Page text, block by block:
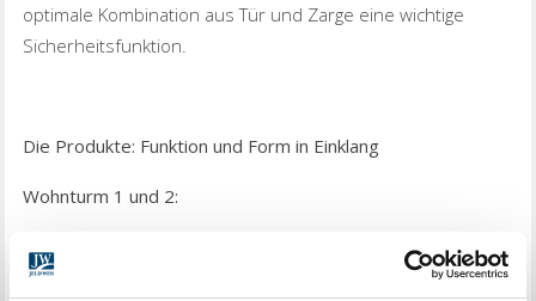
optimale Kombination aus Tür und Zarge eine wichtige
Sicherheitsfunktion.
Die Produkte: Funktion und Form in Einklang
Wohnturm 1 und 2:
Zarge Profil 79D und Profil 42: Diese Stahlzargen sind für
ihre Robustheit bekannt und werden je nach